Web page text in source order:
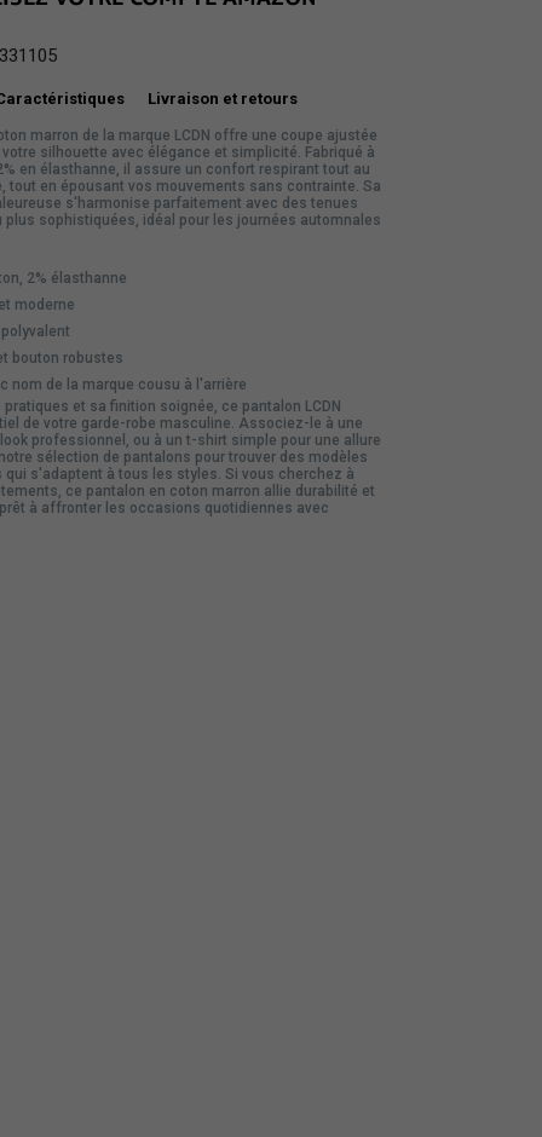
Livraison et retours
marron de la marque LCDN offre une coupe ajustée
silhouette avec élégance et simplicité. Fabriqué à
en élasthanne, il assure un confort respirant tout au
tout en épousant vos mouvements sans contrainte. Sa
s'harmonise parfaitement avec des tenues
sophistiquées, idéal pour les journées automnales
2% élasthanne
moderne
bouton robustes
nom de la marque cousu à l'arrière
et sa finition soignée, ce pantalon LCDN
de votre garde-robe masculine. Associez-le à une
professionnel, ou à un t-shirt simple pour une allure
sélection de pantalons pour trouver des modèles
s'adaptent à tous les styles. Si vous cherchez à
, ce pantalon en coton marron allie durabilité et
à affronter les occasions quotidiennes avec